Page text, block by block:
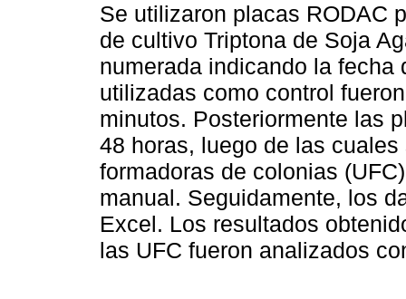
Se utilizaron placas RODAC
de cultivo Triptona de Soja
numerada indicando la
utilizadas como control
minutos. Posteriormente las
48 horas, luego de las
formadoras de colonias
manual. Seguidamente, los
Excel. Los resultados
las UFC fueron analizados